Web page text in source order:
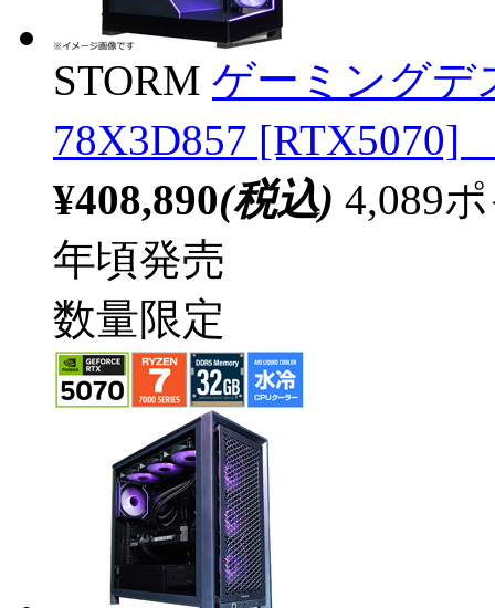
STORM ゲーミングデ
78X3D857 [RTX5070]
¥408,890(税込) 4,089
年頃発売
数量限定